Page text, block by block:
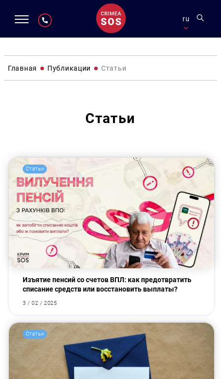
ru
Главная Публикации Статьи
Статьи
Статьи
Изъятие пенсий со счетов ВПЛ: как предотвратить
списание средств или восстановить выплаты?
3 / 02 / 2025
Статьи